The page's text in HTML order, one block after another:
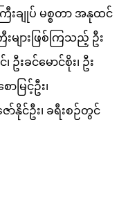
းချုပ် မစ္စတာ အနုထင်
ျားဖြစ်ကြသည့် ဦး
းခင်မောင်စိုး၊ ဦး
မြင့်ဦး၊
ာ်နိုင်ဦး၊ ခရီးစဉ်တွင်